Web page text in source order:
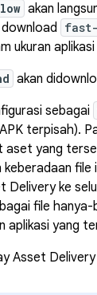
akan
ukuran
akan
sebagai
terpisah).
aset yang
file
Delivery ke
file
aplikasi yang
Asset